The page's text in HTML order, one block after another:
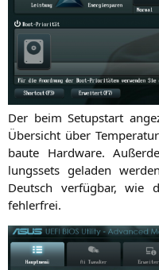
Der beim Set­upstart
Über­sicht über
bau­te Hard­ware.
lungs­sets gela­den
Deutsch ver­füg­bar, wie
fehlerfrei.